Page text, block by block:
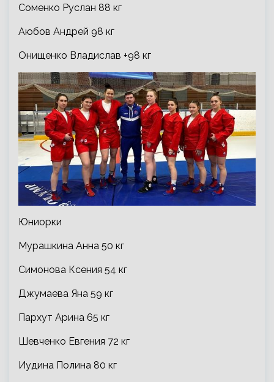
Соменко Руслан 88 кг
Аюбов Андрей 98 кг
Онищенко Владислав +98 кг
Юниорки
Мурашкина Анна 50 кг
Симонова Ксения 54 кг
Джумаева Яна 59 кг
Пархут Арина 65 кг
Шевченко Евгения 72 кг
Иудина Полина 80 кг